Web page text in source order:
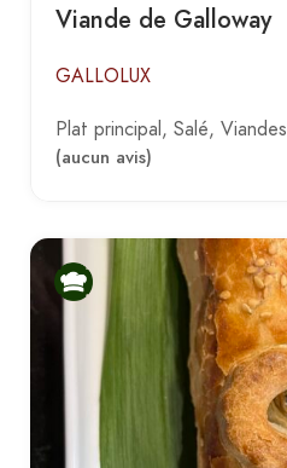
Viande de Galloway
GALLOLUX
Plat principal Salé Viandes
(aucun avis)